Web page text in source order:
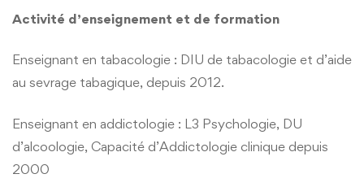
Activité d’enseignement et de formation
Enseignant en tabacologie : DIU de tabacologie et d’aide
au sevrage tabagique, depuis 2012.
Enseignant en addictologie : L3 Psychologie, DU
d’alcoologie, Capacité d’Addictologie clinique depuis
2000